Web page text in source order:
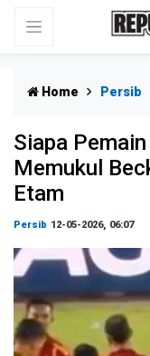
Home Persib
Siapa
Memukul
Etam
Persib 12-05-2026, 06:07